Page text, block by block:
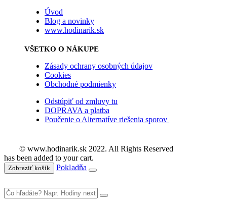
Úvod
Blog a novinky
www.hodinarik.sk
VŠETKO O NÁKUPE
Zásady ochrany osobných údajov
Cookies
Obchodné podmienky
Odstúpiť od zmluvy tu
DOPRAVA a platba
Poučenie o Alternatíve riešenia sporov
© www.hodinarik.sk 2022. All Rights Reserved
has been added to your cart.
Zobraziť košík Pokladňa